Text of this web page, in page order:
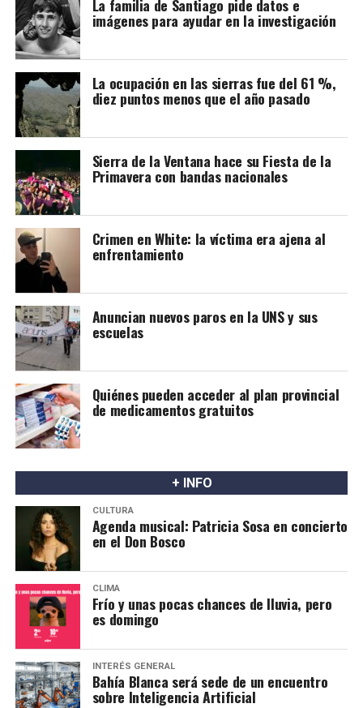
Municipal incluye modificaciones en la plaza, a fin de
lograr una mancomunión entre los dos espacios y que el
paseo vuelva a tener vida.
La nota que presentaron los vecinos:
La familia de Santiago pide datos e
imágenes para ayudar en la investigación
La ocupación en las sierras fue del 61 %,
diez puntos menos que el año pasado
Sierra de la Ventana hace su Fiesta de la
Primavera con bandas nacionales
Crimen en White: la víctima era ajena al
enfrentamiento
Anuncian nuevos paros en la UNS y sus
escuelas
Quiénes pueden acceder al plan provincial
de medicamentos gratuitos
+ INFO
CULTURA
Agenda musical: Patricia Sosa en concierto
en el Don Bosco
CLIMA
Frío y unas pocas chances de lluvia, pero
es domingo
INTERÉS GENERAL
Bahía Blanca será sede de un encuentro
sobre Inteligencia Artificial